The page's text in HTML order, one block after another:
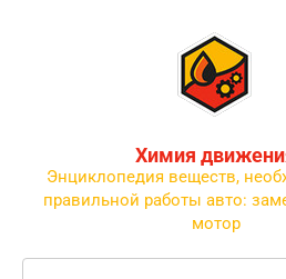
Химия
Энциклопедия веществ,
правильной работы авто:
мотор
Поиск: